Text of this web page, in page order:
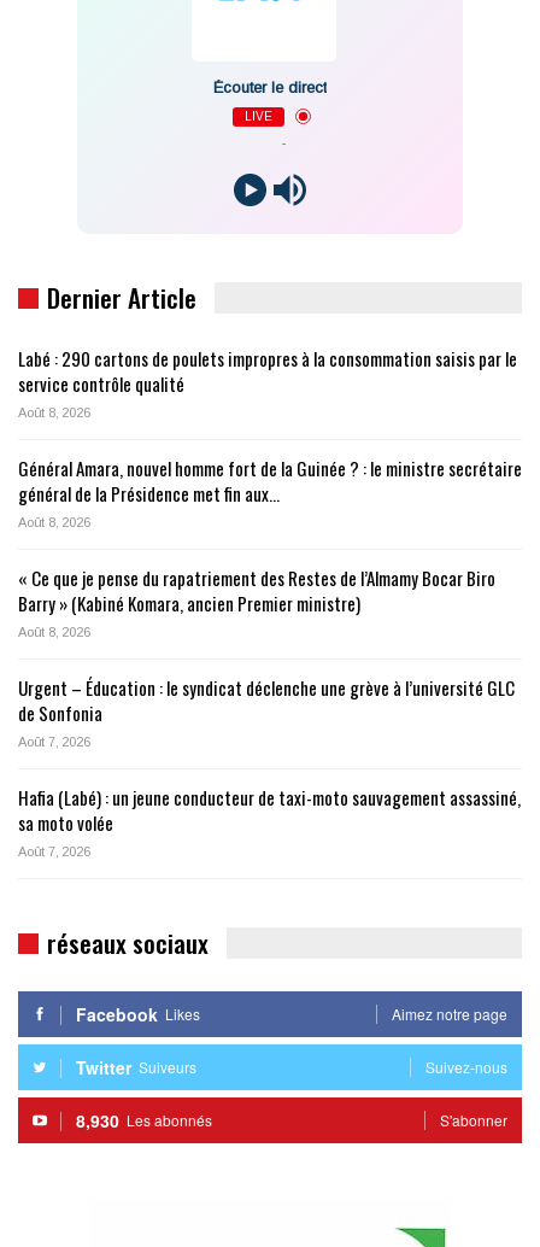
Écouter le direct
LIVE
Dernier Article
Labé : 290 cartons de poulets impropres à la consommation saisis par le
service contrôle qualité
Août 8, 2026
Général Amara, nouvel homme fort de la Guinée ? : le ministre secrétaire
général de la Présidence met fin aux…
Août 8, 2026
« Ce que je pense du rapatriement des Restes de l’Almamy Bocar Biro
Barry » (Kabiné Komara, ancien Premier ministre)
Août 8, 2026
Urgent – Éducation : le syndicat déclenche une grève à l’université GLC
de Sonfonia
Août 7, 2026
Hafia (Labé) : un jeune conducteur de taxi-moto sauvagement assassiné,
sa moto volée
Août 7, 2026
réseaux sociaux
Facebook Likes Aimez notre page
Twitter Suiveurs Suivez-nous
8,930 Les abonnés S'abonner